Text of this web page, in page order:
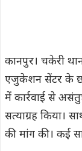
कानपुर। चकेरी
एजुकेशन सेंटर के
में कार्रवाई से
सत्याग्रह किया।
की मांग की। कई